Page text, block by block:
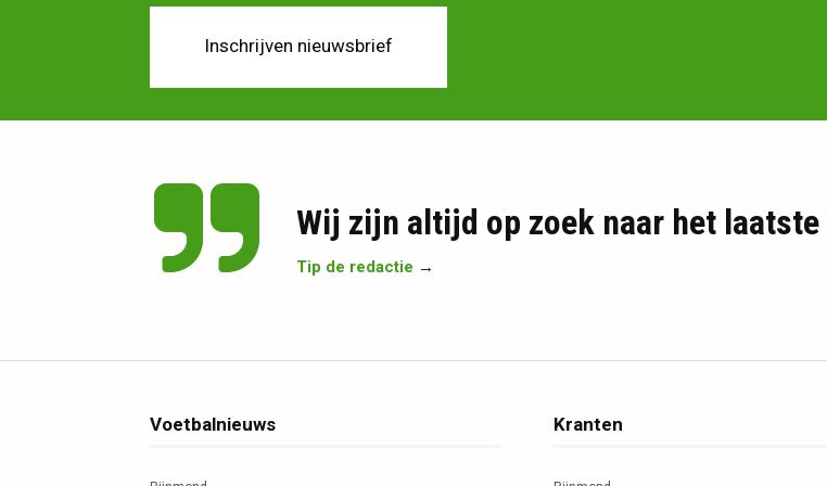
Inschrijven nieuwsbrief
Wij zijn altijd op zoek naar het
Tip de redactie →
Voetbalnieuws Kranten